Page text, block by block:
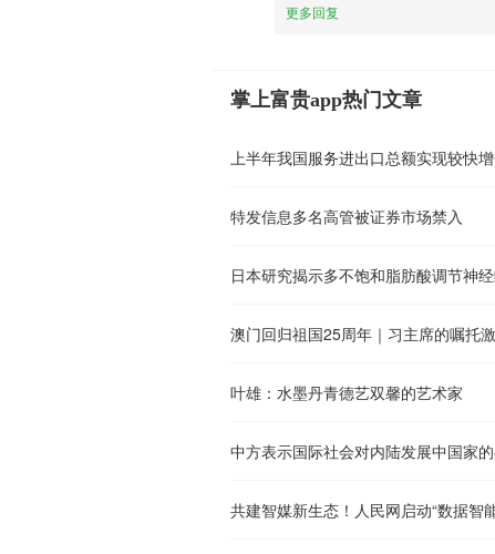
更多回复
掌上富贵app热门文章
上半年我国服务进出口总额实现较快
特发信息多名高管被证券市场禁入
日本研究揭示多不饱和脂肪酸调节神
澳门回归祖国25周年｜习主席的嘱托
叶雄：水墨丹青德艺双馨的艺术家
中方表示国际社会对内陆发展中国家
共建智媒新生态！人民网启动“数据智